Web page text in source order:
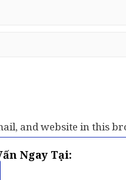
and website in this
Ngay Tại: